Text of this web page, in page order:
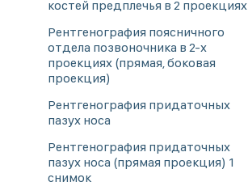
костей предплечья в 2 проекциях
Рентгенография поясничного
отдела позвоночника в 2-х
проекциях (прямая, боковая
проекция)
Рентгенография придаточных
пазух носа
Рентгенография придаточных
пазух носа (прямая проекция) 1
снимок